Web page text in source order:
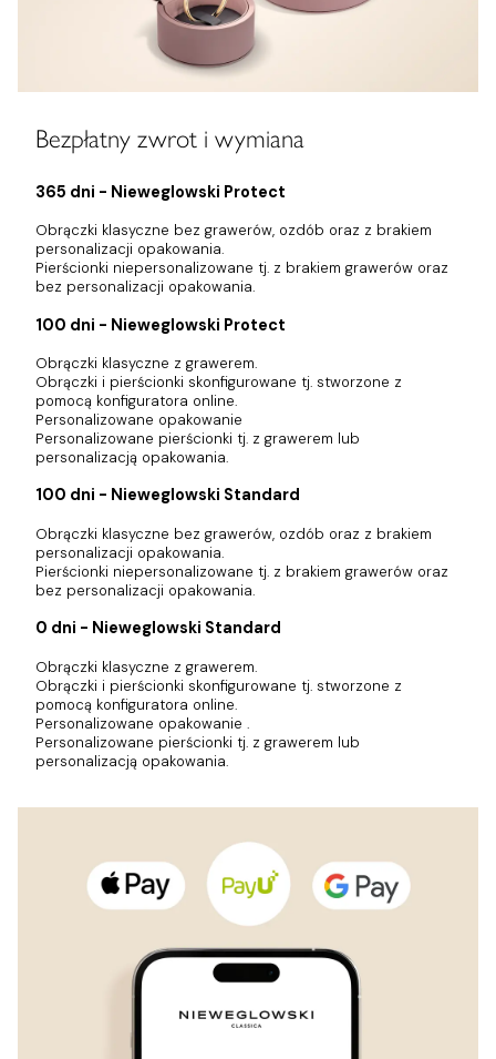
Bezpłatny zwrot i wymiana
365 dni - Nieweglowski Protect
Obrączki klasyczne bez grawerów, ozdób oraz z brakiem
personalizacji opakowania.
Pierścionki niepersonalizowane tj. z brakiem grawerów oraz
bez personalizacji opakowania.
100 dni - Nieweglowski Protect
Obrączki klasyczne z grawerem.
Obrączki i pierścionki skonfigurowane tj. stworzone z
pomocą konfiguratora online.
Personalizowane opakowanie
Personalizowane pierścionki tj. z grawerem lub
personalizacją opakowania.
100 dni - Nieweglowski Standard
Obrączki klasyczne bez grawerów, ozdób oraz z brakiem
personalizacji opakowania.
Pierścionki niepersonalizowane tj. z brakiem grawerów oraz
bez personalizacji opakowania.
0 dni - Nieweglowski Standard
Obrączki klasyczne z grawerem.
Obrączki i pierścionki skonfigurowane tj. stworzone z
pomocą konfiguratora online.
Personalizowane opakowanie .
Personalizowane pierścionki tj. z grawerem lub
personalizacją opakowania.